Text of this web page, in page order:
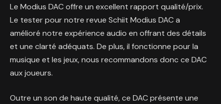
Le Modius DAC offre un excellent rapport qualité/prix.
Le tester pour notre revue Schiit Modius DAC a
amélioré notre expérience audio en offrant des détails
et une clarté adéquats. De plus, il fonctionne pour la
musique et les jeux, nous recommandons donc ce DAC
aux joueurs.
Outre un son de haute qualité, ce DAC présente une